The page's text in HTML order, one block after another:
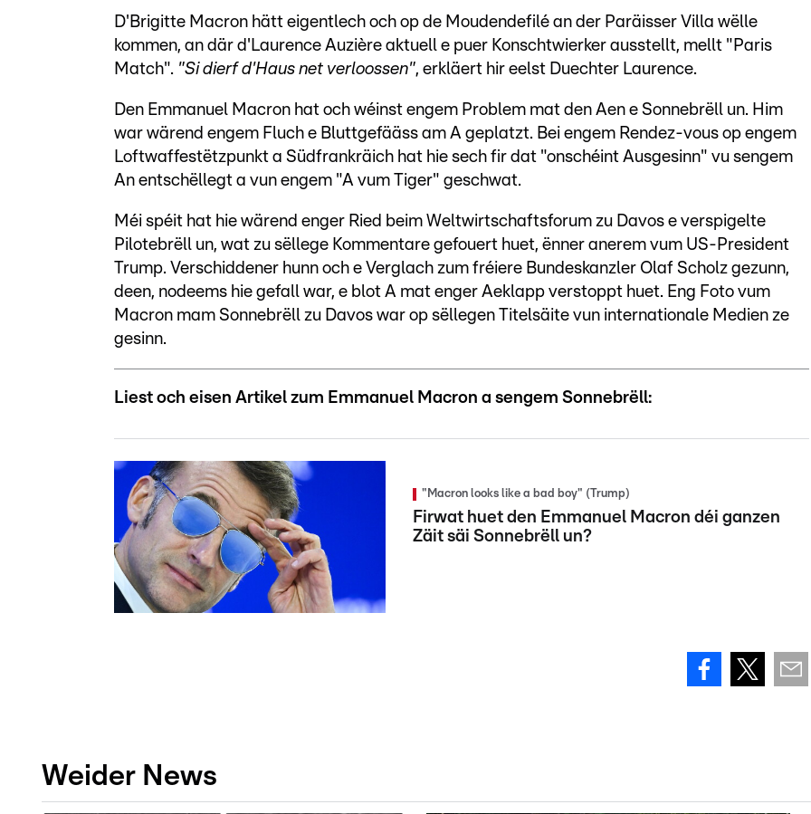
D'Brigitte Macron hätt eigentlech och op de Moudendefilé an der Paräisser Villa wëlle
kommen, an där d'Laurence Auzière aktuell e puer Konschtwierker ausstellt, mellt "Paris
Match". "Si dierf d'Haus net verloossen", erkläert hir eelst Duechter Laurence.
Den Emmanuel Macron hat och wéinst engem Problem mat den Aen e Sonnebrëll un. Him
war wärend engem Fluch e Bluttgefääss am A geplatzt. Bei engem Rendez-vous op engem
Loftwaffestëtzpunkt a Südfrankräich hat hie sech fir dat "onschéint Ausgesinn" vu sengem
An entschëllegt a vun engem "A vum Tiger" geschwat.
Méi spéit hat hie wärend enger Ried beim Weltwirtschaftsforum zu Davos e verspigelte
Pilotebrëll un, wat zu sëllege Kommentare gefouert huet, ënner anerem vum US-President
Trump. Verschiddener hunn och e Verglach zum fréiere Bundeskanzler Olaf Scholz gezunn,
deen, nodeems hie gefall war, e blot A mat enger Aeklapp verstoppt huet. Eng Foto vum
Macron mam Sonnebrëll zu Davos war op sëllegen Titelsäite vun internationale Medien ze
gesinn.
Liest och eisen Artikel zum Emmanuel Macron a sengem Sonnebrëll:
"Macron looks like a bad boy" (Trump)
Firwat huet den Emmanuel Macron déi ganzen
Zäit säi Sonnebrëll un?
Weider News